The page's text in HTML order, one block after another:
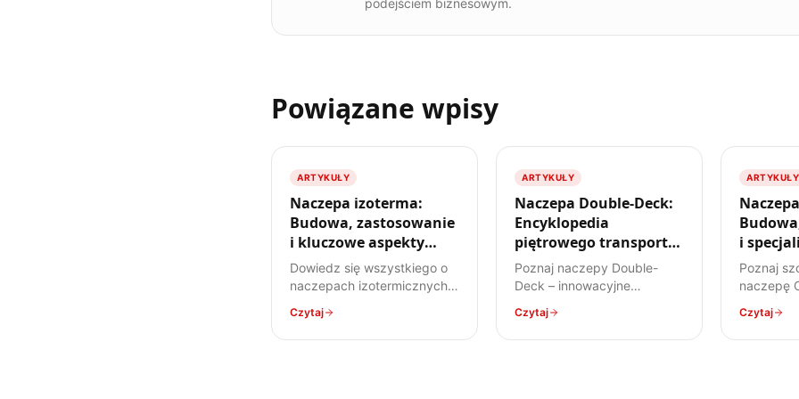
podejściem biznesowym.
Powiązane wpisy
ARTYKUŁY
Naczepa izoterma:
Budowa, zastosowanie
i kluczowe aspekty
transportu
Dowiedz się wszystkiego o
naczepach izotermicznych –
zastosowanie, po regulacje
prawne. Poznaj specyfikę
Czytaj
ARTYKUŁY
Naczepa Double-Deck:
Encyklopedia
piętrowego transportu
w TSL
Poznaj naczepy Double-
Deck – innowacyjne
przestrzeń ładunkową.
Dowiedz się, jak działają,
Czytaj
ARTYKUŁY
i
Poznaj
naczepę
Czytaj